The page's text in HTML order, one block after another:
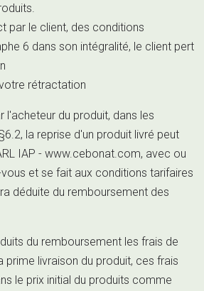
par le client, des conditions
6 dans son intégralité, le client pert
rétractation
l'acheteur du produit, dans les
la reprise d'un produit livré peut
IAP - www.cebonat.com, avec ou
et se fait aux conditions tarifaires
déduite du remboursement des
du remboursement les frais de
prime livraison du produit, ces frais
le prix initial du produits comme